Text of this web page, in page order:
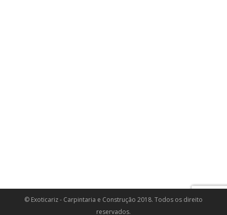
© Exoticariz - Carpintaria e Construção 2018. Todos os direito
reservados.